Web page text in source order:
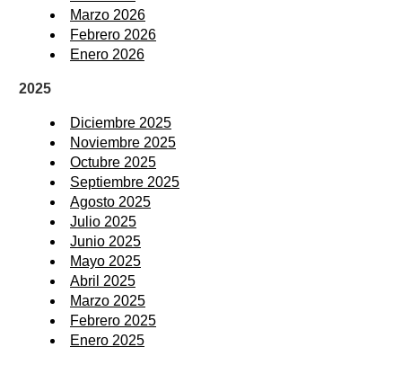
Marzo 2026
Febrero 2026
Enero 2026
2025
Diciembre 2025
Noviembre 2025
Octubre 2025
Septiembre 2025
Agosto 2025
Julio 2025
Junio 2025
Mayo 2025
Abril 2025
Marzo 2025
Febrero 2025
Enero 2025